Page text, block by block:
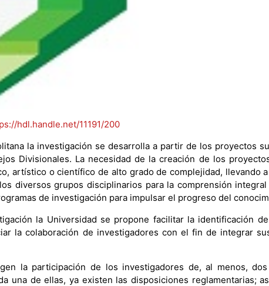
hdl.handle.net/11191/200
la investigación se desarrolla a partir de los proyectos
Divisionales. La necesidad de la creación de los
artístico o científico de alto grado de complejidad, llevando
diversos grupos disciplinarios para la comprensión
de investigación para impulsar el progreso del
la Universidad se propone facilitar la identificación
la colaboración de investigadores con el fin de integrar
la participación de los investigadores de, al menos,
una de ellas, ya existen las disposiciones reglamentarias;